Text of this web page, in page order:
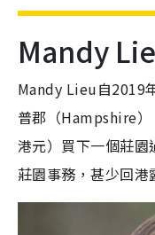
Mandy
Mandy Lieu自2019
普郡（Hampshire
港元）買下一個莊
莊園事務，甚少回港